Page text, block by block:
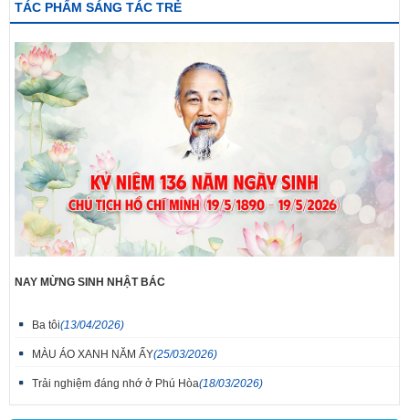
TÁC PHẨM SÁNG TÁC TRẺ
NAY MỪNG SINH NHẬT BÁC
Ba tôi(13/04/2026)
MÀU ÁO XANH NĂM ẤY(25/03/2026)
Trải nghiệm đáng nhớ ở Phú Hòa(18/03/2026)